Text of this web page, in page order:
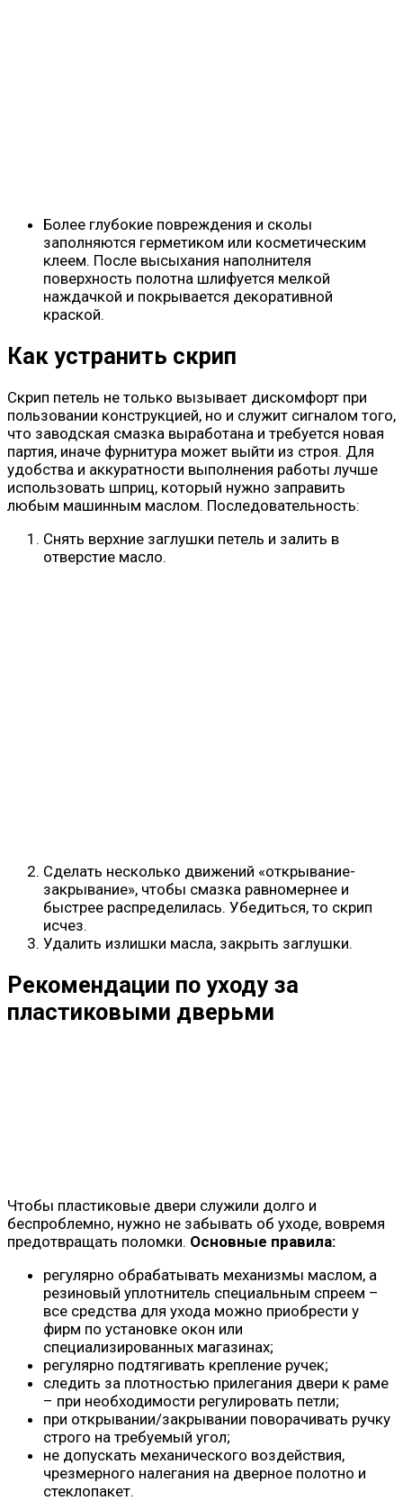
Более глубокие повреждения и сколы
заполняются герметиком или косметическим
клеем. После высыхания наполнителя
поверхность полотна шлифуется мелкой
наждачкой и покрывается декоративной
краской.
Как устранить скрип
Скрип петель не только вызывает дискомфорт при
пользовании конструкцией, но и служит сигналом того,
что заводская смазка выработана и требуется новая
партия, иначе фурнитура может выйти из строя. Для
удобства и аккуратности выполнения работы лучше
использовать шприц, который нужно заправить
любым машинным маслом. Последовательность:
Снять верхние заглушки петель и залить в
отверстие масло.
Сделать несколько движений «открывание-
закрывание», чтобы смазка равномернее и
быстрее распределилась. Убедиться, то скрип
исчез.
Удалить излишки масла, закрыть заглушки.
Рекомендации по уходу за
пластиковыми дверьми
Чтобы пластиковые двери служили долго и
беспроблемно, нужно не забывать об уходе, вовремя
предотвращать поломки. Основные правила:
регулярно обрабатывать механизмы маслом, а
резиновый уплотнитель специальным спреем –
все средства для ухода можно приобрести у
фирм по установке окон или
специализированных магазинах;
регулярно подтягивать крепление ручек;
следить за плотностью прилегания двери к раме
– при необходимости регулировать петли;
при открывании/закрывании поворачивать ручку
строго на требуемый угол;
не допускать механического воздействия,
чрезмерного налегания на дверное полотно и
стеклопакет.